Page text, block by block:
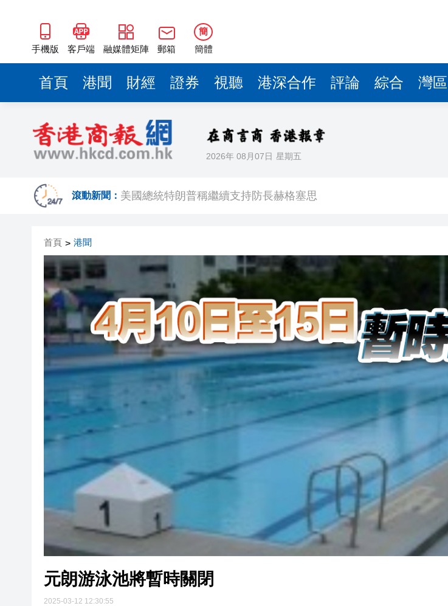
手機版 客戶端 融媒體矩陣 郵箱
簡
簡體
首頁 港聞 財經 證券 視聽 港深合作 評論 綜合 灣區
2026年 08月07日 星期五
滾動新聞： 美國總統特朗普稱繼續支持防長赫格塞思
利雅得航空與中國航信簽署合作協議加強互聯互通
光伏硅料八巨頭簽署倡議：不得低於成本價銷售
紫金礦業：旗下相關銅礦不屬於剛果（金）禁止出口的產品 股價漲
谷歌母公司發債籌250億美元 獲逾4倍認購
首頁 > 港聞
元朗游泳池將暫時關閉
2025-03-12 12:30:55